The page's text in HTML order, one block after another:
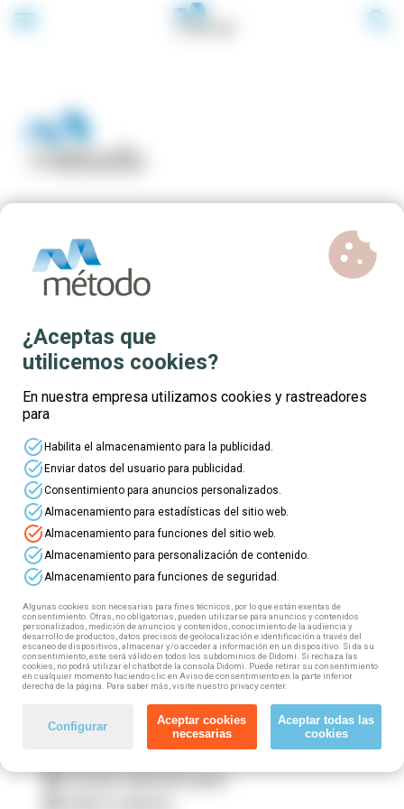
menu search
Cursos online 100% gratuitos
para profesionales del sector
Sector Servicios
Medioambientales! ⭐
⏩ Este sector incluye: Residuos sólidos urbanos
y limpieza viaria; Jardinería; Limpieza de Edificios
y Locales; Recuperación de residuos y materias
primas secundarias; Desinfección,
Si trabajas en este sector (tanto por cuenta propia
como por cuenta ajena) puedes acceder a esta
formación gratuita, 100% subvencionada. ¿Cómo?
¡Muy fácil! Tan solo tienes que seguir estos
pasos:
1️⃣ Elige tu curso
3️⃣ Fórmate totalmente gratis
¿Aceptas que
utilicemos cookies?
cookie
En nuestra empresa utilizamos cookies y rastreadores
para
task_altHabilita el almacenamiento para la publicidad.
task_altEnviar datos del usuario para publicidad.
task_altConsentimiento para anuncios personalizados.
task_alt Almacenamiento para estadísticas del sitio web.
task_alt Almacenamiento para funciones del sitio web.
task_alt Almacenamiento para personalización de contenido.
task_alt Almacenamiento para funciones de seguridad.
Algunas cookies son necesarias para fines técnicos, por lo que están exentas de
consentimiento. Otras, no obligatorias, pueden utilizarse para anuncios y contenidos
personalizados, medición de anuncios y contenidos, conocimiento de la audiencia y
desarrollo de productos, datos precisos de geolocalización e identificación a través del
escaneo de dispositivos, almacenar y/o acceder a información en un dispositivo. Si da su
consentimiento, este será válido en todos los subdominios de Didomi. Si rechaza las
cookies, no podrá utilizar el chatbot de la consola Didomi. Puede retirar su consentimiento
en cualquier momento haciendo clic en Aviso de consentimiento en la parte inferior
derecha de la página. Para saber más, visite nuestro privacy center.
Configurar
Aceptar cookies
necesarias
Aceptar todas las
cookies